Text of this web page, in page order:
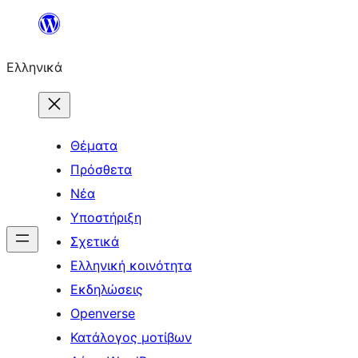
Μετάβαση
περιεχόμενο
Ελληνικά
Θέματα
Πρόσθετα
Νέα
Υποστήριξη
Σχετικά
Ελληνική κοινότητα
Εκδηλώσεις
Openverse
Κατάλογος μοτίβων